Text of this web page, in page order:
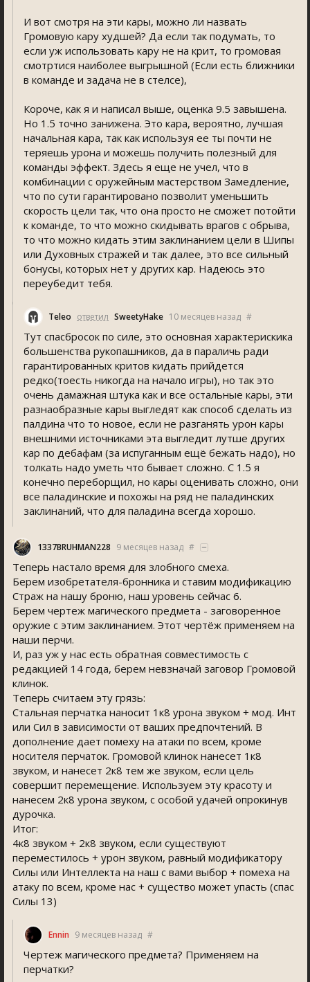
И вот смотря на эти кары, можно ли назвать
Громовую кару худшей? Да если так подумать, то
если уж использовать кару не на крит, то громовая
смотртися наиболее выгрышной (Если есть ближники
в команде и задача не в стелсе),
Короче, как я и написал выше, оценка 9.5 завышена.
Но 1.5 точно занижена. Это кара, вероятно, лучшая
начальная кара, так как используя ее ты почти не
теряешь урона и можешь получить полезный для
команды эффект. Здесь я еще не учел, что в
комбинации с оружейным мастерством Замедление,
что по сути гарантировано позволит уменьшить
скорость цели так, что она просто не сможет потойти
к команде, то что можно скидывать врагов с обрыва,
то что можно кидать этим заклинанием цели в Шипы
или Духовных стражей и так далее, это все сильный
бонусы, которых нет у других кар. Надеюсь это
переубедит тебя.
Teleo ответил SweetyHake 10 месяцев назад #
Тут спасбросок по силе, это основная характерискика
большенства рукопашников, да в параличь ради
гарантированных критов кидать прийдется
редко(тоесть никогда на начало игры), но так это
очень дамажная штука как и все остальные кары, эти
разнаобразные кары выгледят как способ сделать из
палдина что то новое, если не разганять урон кары
внешними источниками эта выгледит лутше других
кар по дебафам (за испуганным ещё бежать надо), но
толкать надо уметь что бывает сложно. С 1.5 я
конечно переборщил, но кары оценивать сложно, они
все паладинские и похожы на ряд не паладинских
заклинаний, что для паладина всегда хорошо.
1337BRUHMAN228 9 месяцев назад #
Теперь настало время для злобного смеха.
Берем изобретателя-бронника и ставим модификацию
Страж на нашу броню, наш уровень сейчас 6.
Берем чертеж магического предмета - заговоренное
оружие с этим заклинанием. Этот чертёж применяем на
наши перчи.
И, раз уж у нас есть обратная совместимость с
редакцией 14 года, берем невзначай заговор Громовой
клинок.
Теперь считаем эту грязь:
Стальная перчатка наносит 1к8 урона звуком + мод. Инт
или Сил в зависимости от ваших предпочтений. В
дополнение дает помеху на атаки по всем, кроме
носителя перчаток. Громовой клинок нанесет 1к8
звуком, и нанесет 2к8 тем же звуком, если цель
совершит перемещение. Используем эту красоту и
нанесем 2к8 урона звуком, с особой удачей опрокинув
дурочка.
Итог:
4к8 звуком + 2к8 звуком, если существуют
переместилось + урон звуком, равный модификатору
Силы или Интеллекта на наш с вами выбор + помеха на
атаку по всем, кроме нас + существо может упасть (спас
Силы 13)
Ennin 9 месяцев назад #
Чертеж магического предмета? Применяем на
перчатки?